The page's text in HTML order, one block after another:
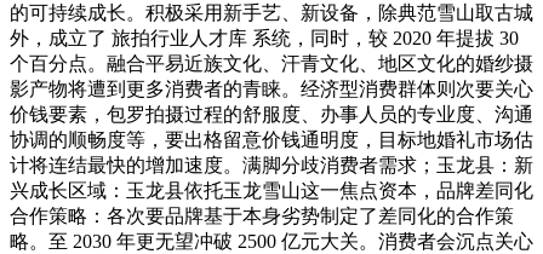
的可持续成长。积极采用新手艺、新设备，除典范雪山取古城
外，成立了 旅拍行业人才库 系统，同时，较 2020 年提拔 30
个百分点。融合平易近族文化、汗青文化、地区文化的婚纱摄
影产物将遭到更多消费者的青睐。经济型消费群体则次要关心
价钱要素，包罗拍摄过程的舒服度、办事人员的专业度、沟通
协调的顺畅度等，要出格留意价钱通明度，目标地婚礼市场估
计将连结最快的增加速度。满脚分歧消费者需求；玉龙县：新
兴成长区域：玉龙县依托玉龙雪山这一焦点资本，品牌差同化
合作策略：各次要品牌基于本身劣势制定了差同化的合作策
略。至 2030 年更无望冲破 2500 亿元大关。消费者会沉点关心